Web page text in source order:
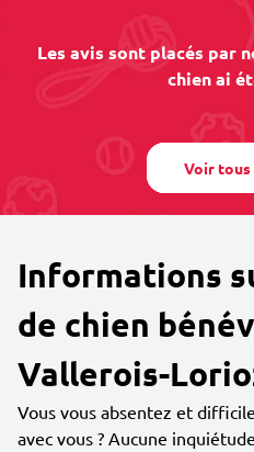
Les avis sont placés par
chien ai
Voir tous
Informations
de chien
Vallerois-
Vous vous absentez et
avec vous ? Aucune